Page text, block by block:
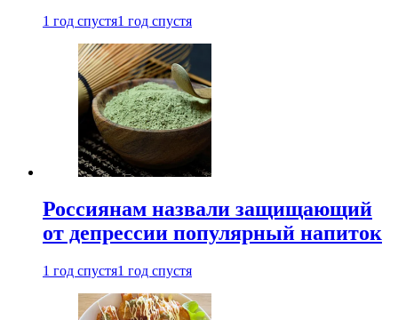
1 год спустя1 год спустя
Россиянам назвали защищающий
от депрессии популярный напиток
1 год спустя1 год спустя